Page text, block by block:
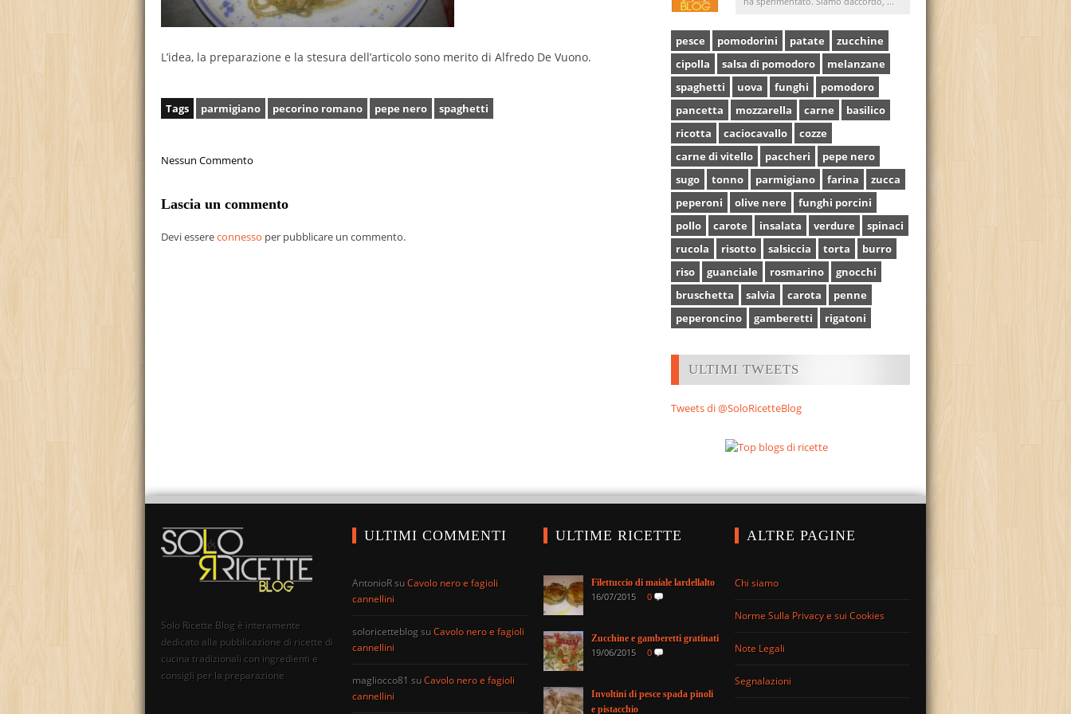
L’idea, la preparazione e la stesura dell’articolo sono merito di Alfredo De Vuono.
Tags parmigiano pecorino romano pepe nero spaghetti
Nessun Commento
Lascia un commento
Devi essereconnesso per pubblicare un commento.
pesce pomodorini patate
zucchine
cipolla
salsa di pomodoro
melanzane
spaghetti
uova funghi
pomodoro
pancetta
mozzarella carne
basilico
ricotta
caciocavallo
cozze
carne di vitello
paccheri
pepe nero
sugo
tonno parmigiano farina
zucca
peperoni
olive nere
funghi porcini
pollo
carote insalata verdure
spinaci
rucola
risotto salsiccia torta
burro
riso
guanciale rosmarino
gnocchi
bruschetta
salvia carota
penne
peperoncino
gamberetti rigatoni
ULTIMI TWEETS
Tweets di @SoloRicetteBlog
Solo Ricette Blog è interamente
dedicato alla pubblicazione di ricette di
cucina tradizionali con ingredienti e
consigli per la preparazione
ULTIMI COMMENTI
AntonioRsuCavolo nero e fagioli
cannellini
soloricetteblogsuCavolo nero e fagioli
cannellini
magliocco81 suCavolo nero e fagioli
cannellini
ULTIME RICETTE
Filettuccio di maiale lardellalto
16/07/2015 0
Zucchine e gamberetti gratinati
19/06/2015 0
Involtini di pesce spada pinoli
e pistacchio
ALTRE PAGINE
Chi siamo
Norme Sulla Privacy e sui Cookies
Note Legali
Segnalazioni